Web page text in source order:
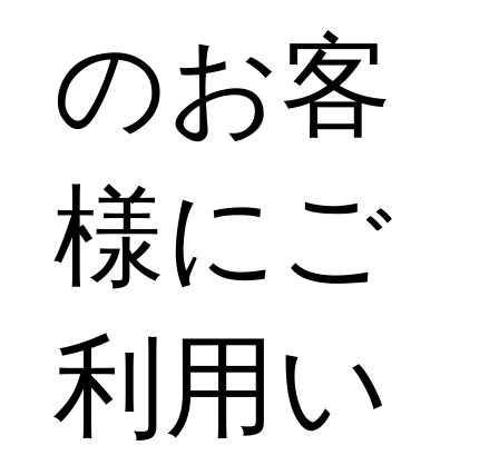
のお客
様にご
利用い